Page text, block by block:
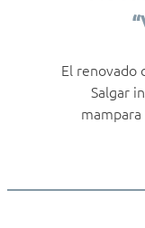
El renovado
Salgar